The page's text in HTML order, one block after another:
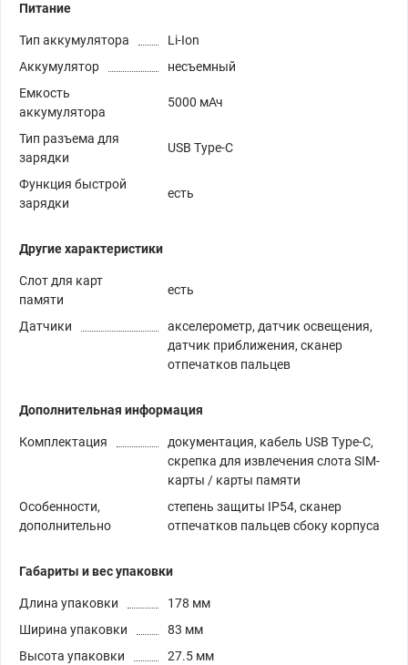
Питание
Тип аккумулятора
Li-Ion
Аккумулятор
несъемный
Емкость
аккумулятора
5000 мАч
Тип разъема для
зарядки
USB Type-C
Функция быстрой
зарядки
есть
Другие характеристики
Слот для карт
памяти
есть
Датчики
акселерометр, датчик освещения,
датчик приближения, сканер
отпечатков пальцев
Дополнительная информация
Комплектация
документация, кабель USB Type-C,
скрепка для извлечения слота SIM-
карты / карты памяти
Особенности,
дополнительно
степень защиты IP54, сканер
отпечатков пальцев сбоку корпуса
Габариты и вес упаковки
Длина упаковки
178 мм
Ширина упаковки
83 мм
Высота упаковки
27.5 мм